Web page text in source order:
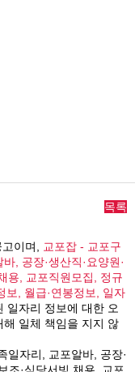
목록
이며,
교포잡 - 교포구
, 공장·생산직·요양원·
용, 교포직원모집, 정규
보, 월급·연봉정보, 일자
일자리 정보에 대한 오
일체 책임을 지지 않
일자리, 교포알바, 공장·